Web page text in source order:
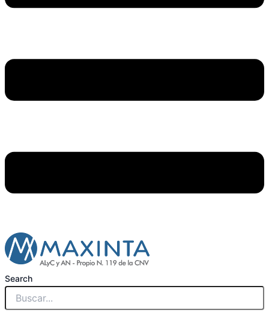
Search